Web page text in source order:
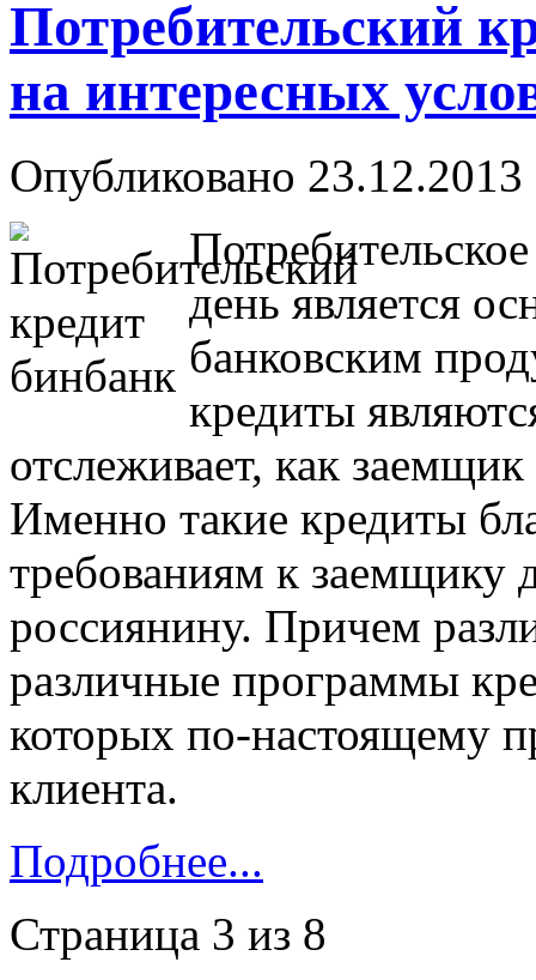
Потребительский
на интересных
Опубликовано
день является
банковским
кредиты
отслеживает, как
Именно такие кредиты
требованиям к заемщику
россиянину. Причем
различные программы
которых по-настоящему
клиента.
Подробнее...
Страница 3 из 8